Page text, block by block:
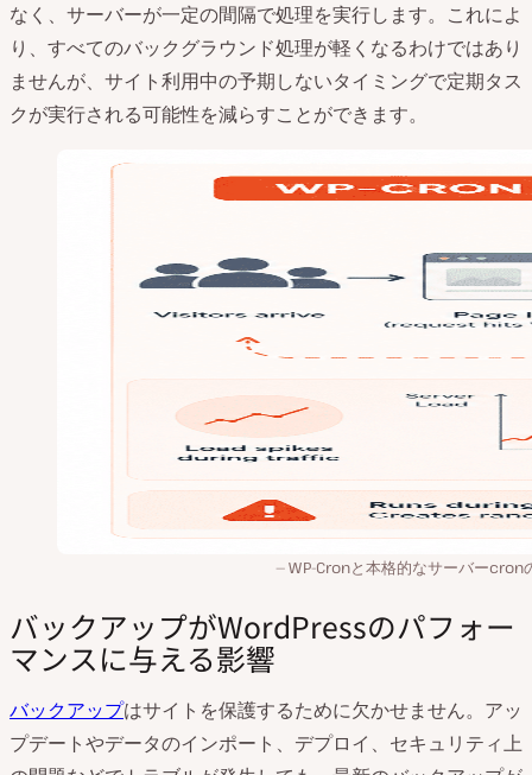
なく、サーバーが一定の間隔で処理を実行します。これによ
り、すべてのバックグラウンド処理が軽くなるわけではあり
ませんが、サイト利用中の予期しないタイミングで定期タス
クが実行される可能性を減らすことができます。
WP-Cronと本格的なサーバーcron
バックアップがWordPressのパフォー
マンスに与える影響
バックアップはサイトを保護するために欠かせません。アッ
プデートやデータのインポート、デプロイ、セキュリティ上